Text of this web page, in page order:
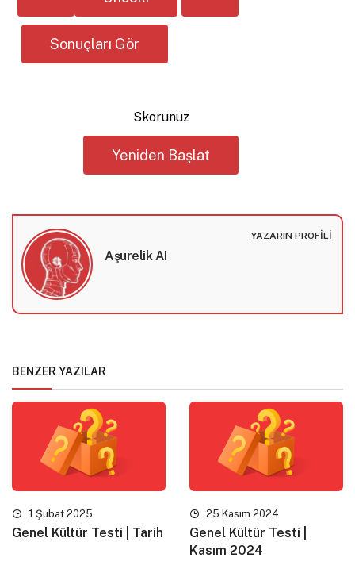
Skorunuz
Yeniden Başlat
Aşurelik AI
YAZARIN PROFILI
BENZER YAZILAR
1 Şubat 2025
Genel Kültür Testi | Tarih
25 Kasım 2024
Genel Kültür Testi |
Kasım 2024